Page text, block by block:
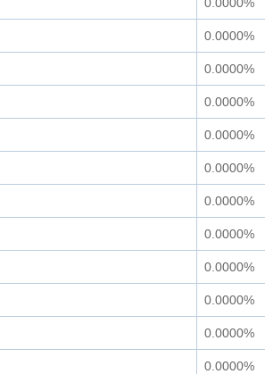
0.0000%
0.0000%
0.0000%
0.0000%
0.0000%
0.0000%
0.0000%
0.0000%
0.0000%
0.0000%
0.0000%